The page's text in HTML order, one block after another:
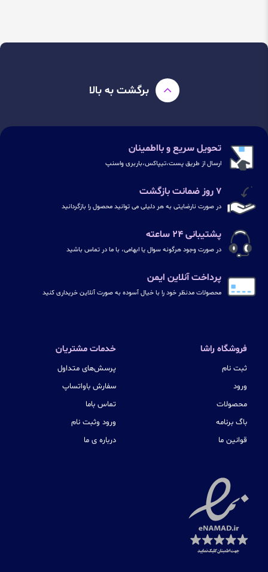
برگشت به بالا
تحویل سریع و بااطمینان
ارسال از طریق پست،تیپاکس،باربری واسنپ
۷ روز ضمانت بازگشت
در صورت نارضایتی به هر دلیلی می توانید محصول را بازگردانید
پشتیبانی ۲۴ ساعته
در صورت وجود هرگونه سوال یا ابهامی، با ما در تماس باشید
پرداخت آنلاین ایمن
محصولات مدنظر خود را با خیال آسوده به صورت آنلاین خریداری کنید
فروشگاه راشا
ثبت نام
ورود
محصولات
باگ برنامه
قوانین ما
خدمات مشتریان
پرسش‌های متداول
سفارش باواتساپ
تماس باما
ورود وثبت نام
درباره ی ما